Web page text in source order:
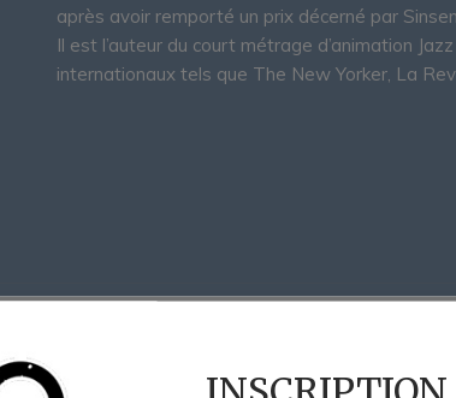
après avoir remporté un prix décerné par
Il est l’auteur du court métrage d’animation
internationaux tels que The New Yorker, La
Compendium, Essais graphiques et